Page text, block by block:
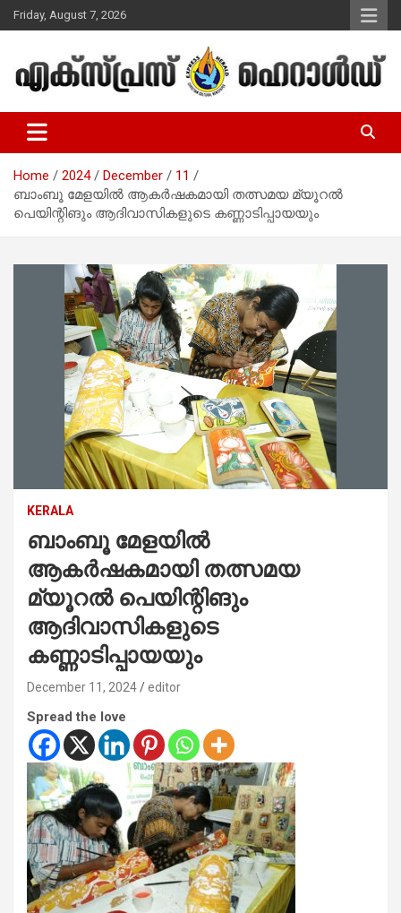
Skip
to
Friday, August 7, 2026
Express Herald – Malayalam
Christian News
Home 2024 December
11
ബാംബൂ മേളയില്‍ ആകര്‍ഷകമായി തത്സമയ മ്യൂറല്‍
പെയിന്റിങും ആദിവാസികളുടെ കണ്ണാടിപ്പായയും
KERALA
ബാംബൂ മേളയില്‍
ആകര്‍ഷകമായി തത്സമയ
മ്യൂറല്‍ പെയിന്റിങും
ആദിവാസികളുടെ
കണ്ണാടിപ്പായയും
December 11, 2024 editor
Spread the love